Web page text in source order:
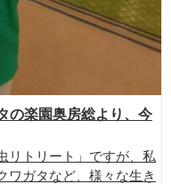
の楽園奥房総より、今
リトリート」ですが、私
ワガタなど、様々な生き